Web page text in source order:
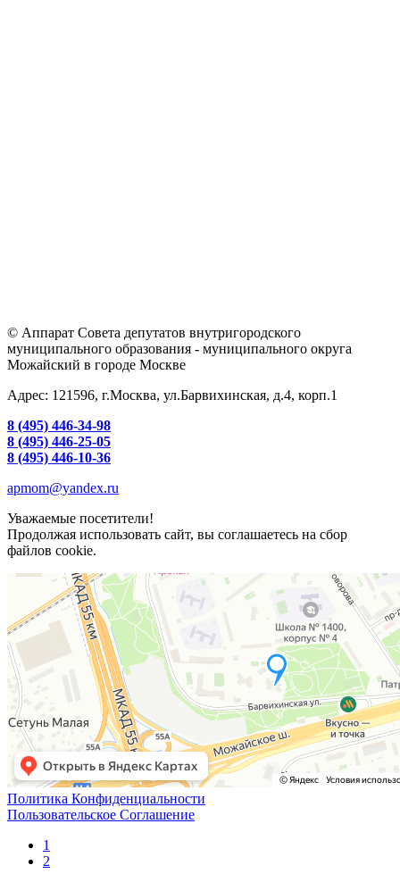
© Аппарат Совета депутатов внутригородского
муниципального образования - муниципального округа
Можайский в городе Москве
Адрес: 121596, г.Москва, ул.Барвихинская, д.4, корп.1
8 (495) 446-34-98
8 (495) 446-25-05
8 (495) 446-10-36
apmom@yandex.ru
Уважаемые посетители!
Продолжая использовать сайт, вы соглашаетесь на сбор
файлов cookie.
Политика Конфиденциальности
Пользовательское Соглашение
1
2